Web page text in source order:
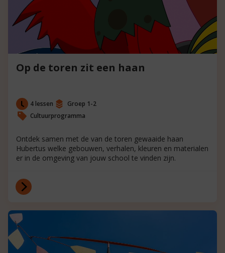
Op de toren zit een haan
4 lessen
Groep 1-2
Cultuurprogramma
Ontdek samen met de van de toren gewaaide haan
Hubertus welke gebouwen, verhalen, kleuren en materialen
er in de omgeving van jouw school te vinden zijn.